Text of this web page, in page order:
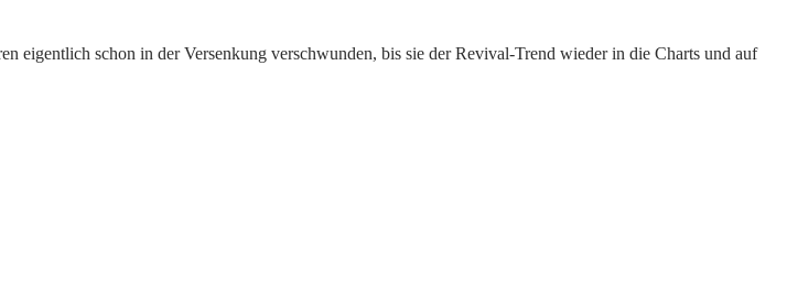
eigentlich schon in der Versenkung verschwunden, bis sie der Revival-Trend wieder in die Charts und auf